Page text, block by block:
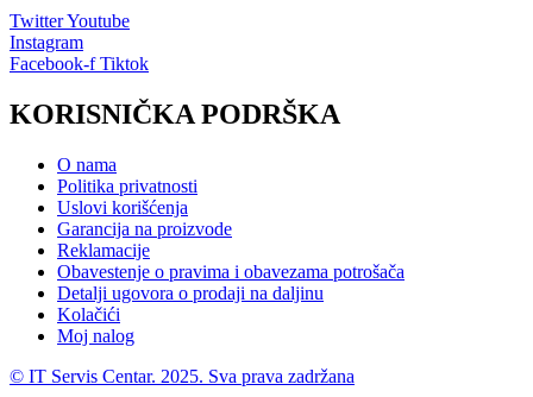
TwitterYoutube
Instagram
Facebook-f Tiktok
KORISNIČKA PODRŠKA
O nama
Politika privatnosti
Uslovi korišćenja
Garancija na proizvode
Reklamacije
Obavestenje o pravima i obavezama potrošača
Detalji ugovora o prodaji na daljinu
Kolačići
Moj nalog
© IT Servis Centar. 2025. Sva prava zadržana